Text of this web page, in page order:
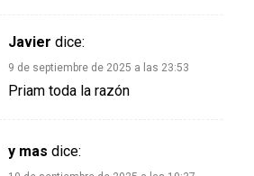
Javier dice:
9 de septiembre de 2025 a las 23:53
Priam toda la razón
y mas dice: